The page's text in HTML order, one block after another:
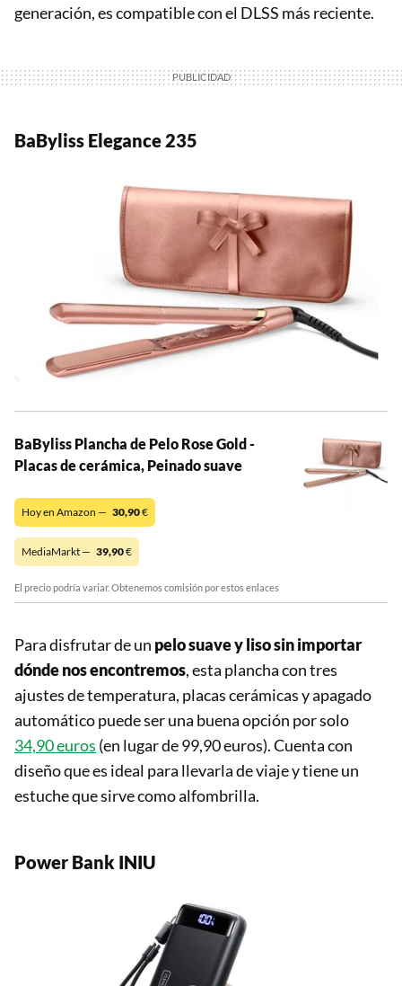
generación, es compatible con el DLSS más reciente.
BaByliss Elegance 235
BaByliss Plancha de Pelo Rose Gold -
Placas de cerámica, Peinado suave
Hoy en Amazon — 30,90€
MediaMarkt — 39,90€
El precio podría variar. Obtenemos comisión por estos enlaces
Para disfrutar de un pelo suave y liso sin importar
dónde nos encontremos, esta plancha con tres
ajustes de temperatura, placas cerámicas y apagado
automático puede ser una buena opción por solo
34,90 euros (en lugar de 99,90 euros). Cuenta con
diseño que es ideal para llevarla de viaje y tiene un
estuche que sirve como alfombrilla.
Power Bank INIU